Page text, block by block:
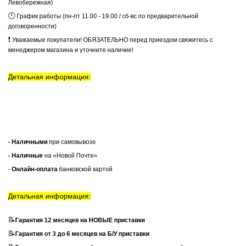
Левобережная)
🕛 График работы (пн-пт 11.00 - 19.00 / сб-вс по предварительной
договоренности)
❗ Уважаемые покупатели! ОБЯЗАТЕЛЬНО перед приездом свяжитесь с
менеджером магазина и уточните наличие!
Детальная информация:
- Наличными при самовывозе
- Наличные на «Новой Почте»
- Онлайн-оплата банковской картой
Детальная информация:
📝Гарантия 12 месяцев на НОВЫЕ приставки
📝Гарантия от 3 до 6 месяцев на Б/У приставки